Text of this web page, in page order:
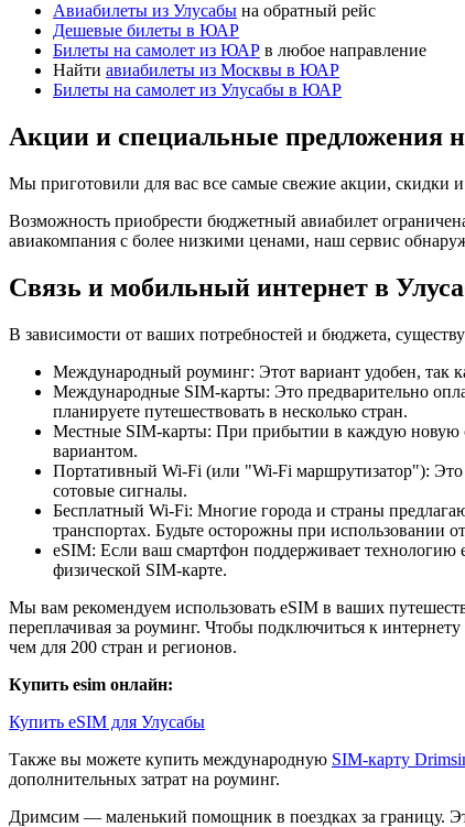
Авиабилеты из Улусабы на обратный рейс
Дешевые билеты в ЮАР
Билеты на самолет из ЮАР в любое направление
Найти авиабилеты из Москвы в ЮАР
Билеты на самолет из Улусабы в ЮАР
Акции и специальные предложения
Мы приготовили для вас все самые свежие акции, скидки
Возможность приобрести бюджетный авиабилет
авиакомпания с более низкими ценами, наш сервис
Связь и мобильный интернет в
В зависимости от ваших потребностей и бюджета,
Международный роуминг: Этот вариант удобен, так
Международные SIM-карты: Это предварительно
планируете путешествовать в несколько стран.
Местные SIM-карты: При прибытии в каждую новую
вариантом.
Портативный Wi-Fi (или "Wi-Fi маршрутизатор"): Это
сотовые сигналы.
Бесплатный Wi-Fi: Многие города и страны
транспортах. Будьте осторожны при использовании
eSIM: Если ваш смартфон поддерживает технологию
физической SIM-карте.
Мы вам рекомендуем использовать eSIM в ваших
переплачивая за роуминг. Чтобы подключиться к
чем для 200 стран и регионов.
Купить esim онлайн:
Купить eSIM для Улусабы
Также вы можете купить международную SIM-карту
дополнительных затрат на роуминг.
Дримсим — маленький помощник в поездках за границу.